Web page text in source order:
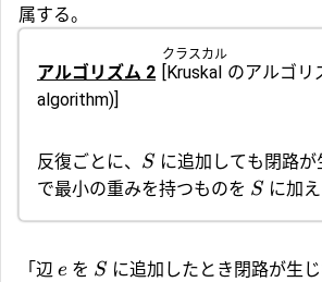
属する。
アルゴリズム 2 Kruskal
クラスカル
のアルゴリ
algorithm)]
反復ごとに、 S に追加しても閉路
で最小の重みを持つものを S に加え
「辺 e を S に追加したとき閉路が生